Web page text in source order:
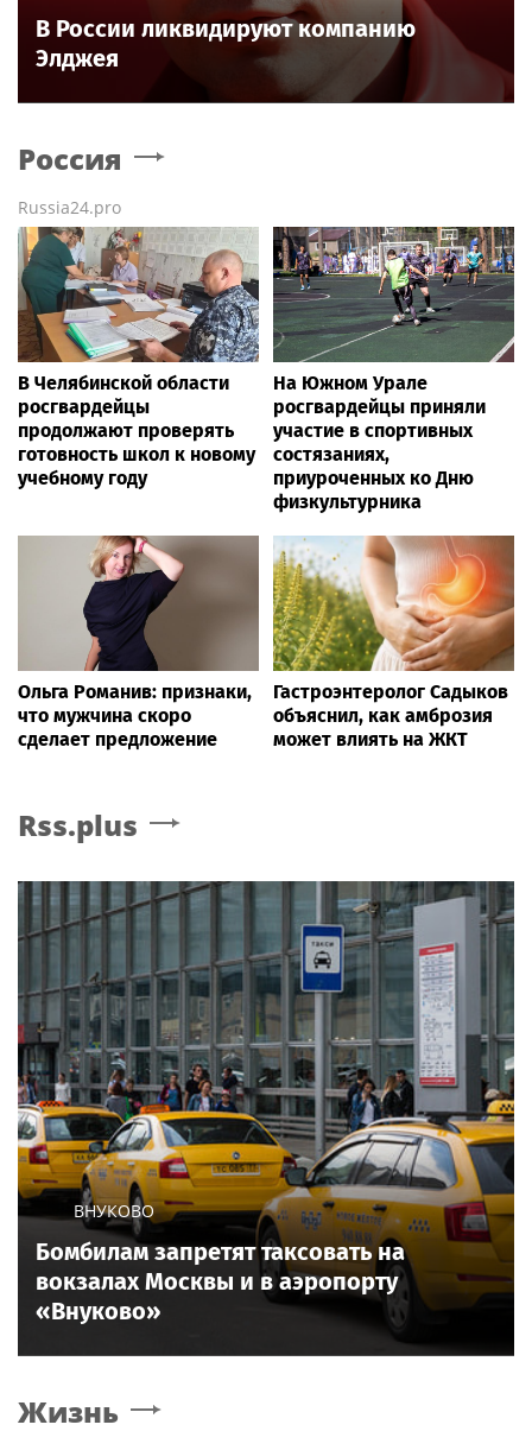
В России ликвидируют компанию
Элджея
Россия
Russia24.pro
В Челябинской области
росгвардейцы
продолжают проверять
готовность школ к новому
учебному году
На Южном Урале
росгвардейцы приняли
участие в спортивных
состязаниях,
приуроченных ко Дню
физкультурника
Ольга Романив: признаки,
что мужчина скоро
сделает предложение
Гастроэнтеролог Садыков
объяснил, как амброзия
может влиять на ЖКТ
Rss.plus
ВНУКОВО
Бомбилам запретят таксовать на
вокзалах Москвы и в аэропорту
«Внуково»
Жизнь